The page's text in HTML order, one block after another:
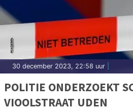
30 december 2023, 22:58 uur
POLITIE ONDERZOEKT
VIOOLSTRAAT UDEN